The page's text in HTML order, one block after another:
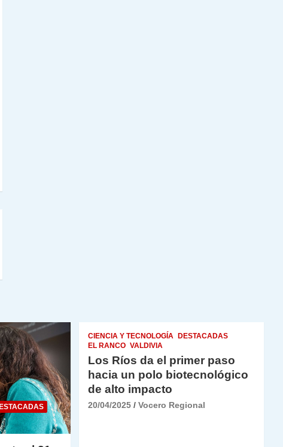
CIENCIA Y TECNOLOGÍA
DESTACADAS
EL RANCO VALDIVIA
Los Ríos da el primer paso
hacia un polo biotecnológico
de alto impacto
20/04/2025 Vocero Regional